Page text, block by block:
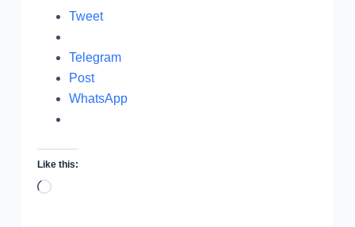
Tweet
Telegram
Post
WhatsApp
Like this:
Loading…